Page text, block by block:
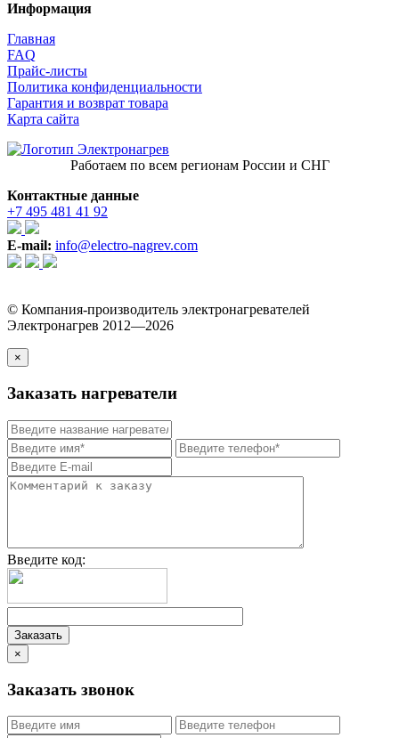
Информация
Главная
FAQ
Прайс-листы
Политика конфиденциальности
Гарантия и возврат товара
Карта сайта
Работаем по всем регионам России и СНГ
Контактные данные
+7 495 481 41 92
E-mail: info@electro-nagrev.com
© Компания-производитель электронагревателей
Электронагрев 2012—2026
×
Заказать нагреватели
Введите код:
×
Заказать звонок